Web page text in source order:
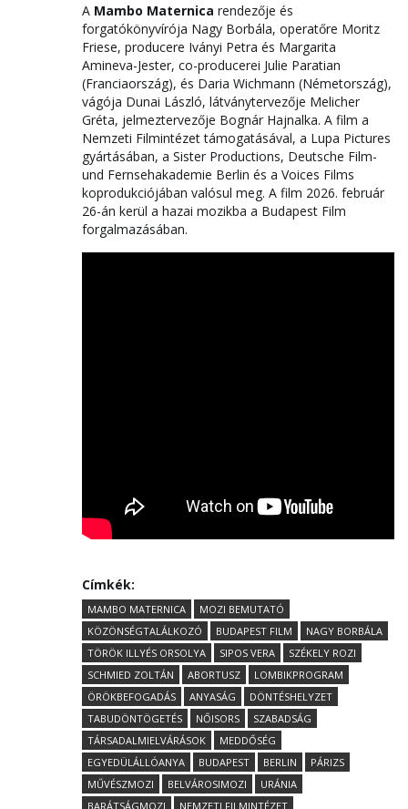
A Mambo Maternica rendezője és
forgatókönyvírója Nagy Borbála, operatőre Moritz
Friese, producere Iványi Petra és Margarita
Amineva-Jester, co-producerei Julie Paratian
(Franciaország), és Daria Wichmann (Németország),
vágója Dunai László, látványtervezője Melicher
Gréta, jelmeztervezője Bognár Hajnalka. A film a
Nemzeti Filmintézet támogatásával, a Lupa Pictures
gyártásában, a Sister Productions, Deutsche Film-
und Fernsehakademie Berlin és a Voices Films
koprodukciójában valósul meg. A film 2026. február
26-án kerül a hazai mozikba a Budapest Film
forgalmazásában.
Címkék:
MAMBO MATERNICA
MOZI BEMUTATÓ
KÖZÖNSÉGTALÁLKOZÓ
BUDAPEST FILM
NAGY BORBÁLA
TÖRÖK ILLYÉS ORSOLYA
SIPOS VERA
SZÉKELY ROZI
SCHMIED ZOLTÁN
ABORTUSZ
LOMBIKPROGRAM
ÖRÖKBEFOGADÁS
ANYASÁG
DÖNTÉSHELYZET
TABUDÖNTÖGETÉS
NŐISORS
SZABADSÁG
TÁRSADALMIELVÁRÁSOK
MEDDŐSÉG
EGYEDÜLÁLLÓANYA
BUDAPEST BERLIN
PÁRIZS
MŰVÉSZMOZI
BELVÁROSIMOZI
URÁNIA
BARÁTSÁGMOZI
NEMZETI FILMINTÉZET